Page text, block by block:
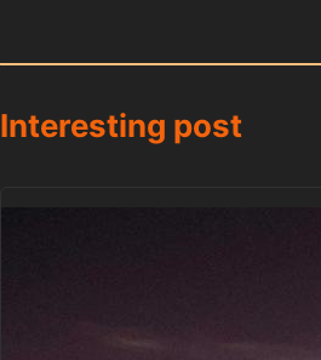
Interesting post